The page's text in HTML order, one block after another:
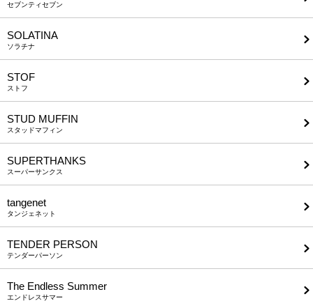
セブンティセブン
SOLATINA
ソラチナ
STOF
ストフ
STUD MUFFIN
スタッドマフィン
SUPERTHANKS
スーパーサンクス
tangenet
タンジェネット
TENDER PERSON
テンダーパーソン
The Endless Summer
エンドレスサマー